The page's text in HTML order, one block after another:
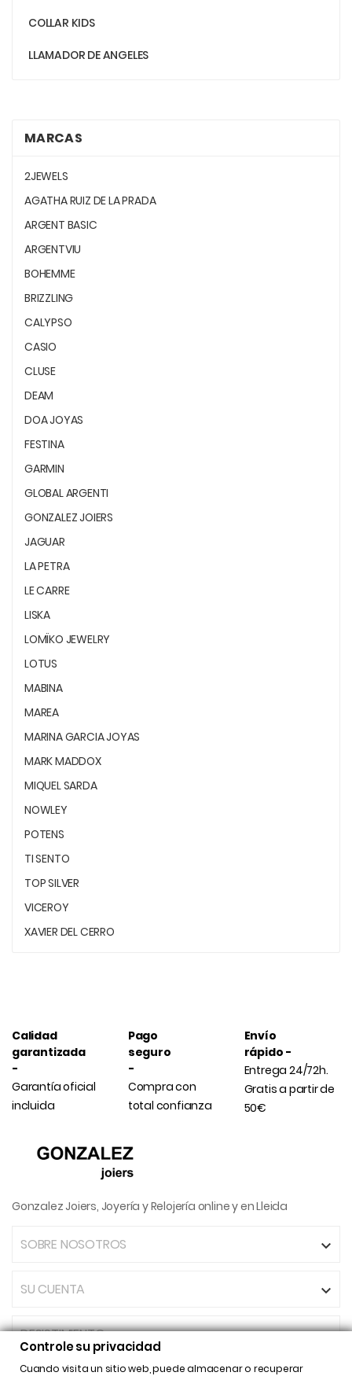
COLLAR KIDS
LLAMADOR DE ANGELES
MARCAS
2JEWELS
AGATHA RUIZ DE LA PRADA
ARGENT BASIC
ARGENTVIU
BOHEMME
BRIZZLING
CALYPSO
CASIO
CLUSE
DEAM
DOA JOYAS
FESTINA
GARMIN
GLOBAL ARGENTI
GONZALEZ JOIERS
JAGUAR
LA PETRA
LE CARRE
LISKA
LOMÏKO JEWELRY
LOTUS
MABINA
MAREA
MARINA GARCIA JOYAS
MARK MADDOX
MIQUEL SARDA
NOWLEY
POTENS
TI SENTO
TOP SILVER
VICEROY
XAVIER DEL CERRO
Calidad
garantizada
-
Garantía oficial
incluida
Pago
seguro
-
Compra con
total confianza
Envío
rápido -
Entrega 24/72h.
Gratis a partir de
50€
Gonzalez Joiers, Joyería y Relojería online y en Lleida
SOBRE NOSOTROS 
SU CUENTA 
DESISTIMIENTO
Controle su privacidad
Cuando visita un sitio web, puede almacenar o recuperar